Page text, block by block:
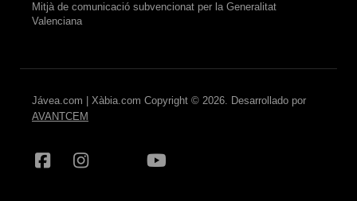
Mitjà de comunicació subvencionat per la Generalitat
Valenciana
Jávea.com | Xàbia.com Copyright © 2026. Desarrollado por
AVANTCEM